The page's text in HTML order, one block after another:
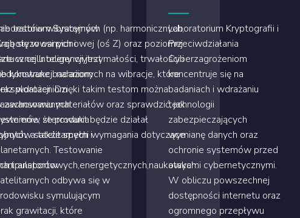
testów wibracyjnych (np. harmonicznych,
się w osi pionowej (oś Z) oraz poziomej
w celu oceny wytrzymałości, trwałości i
konstrukcji narażonych na wibracje, które
Dzięki takim testom można
materiałów oraz sprawdzić, jak
że produkt będzie działał
a także spełni wymagania dotyczące
Systemów
i
Inteligencji jest
badaniom
wdrożeniom
sterowania
satelitarnych i
Testowanie
odbywa się w
symulującym
grawitacji, które
Laboratorium Kryptografii i
Przeciwdziałania
Cyberzagrożeniom
koncentruje się na
badaniach i wdrażaniu
technologii
zabezpieczających
wymianę danych oraz
ochronie systemów przed
atakami cybernetycznymi.
W obliczu powszechnej
dostępności internetu oraz
ogromnego przepływu